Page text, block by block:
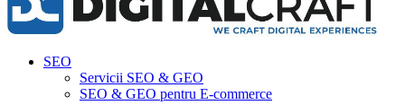
Menu
SEO
Servicii SEO & GEO
SEO & GEO pentru E-commerce